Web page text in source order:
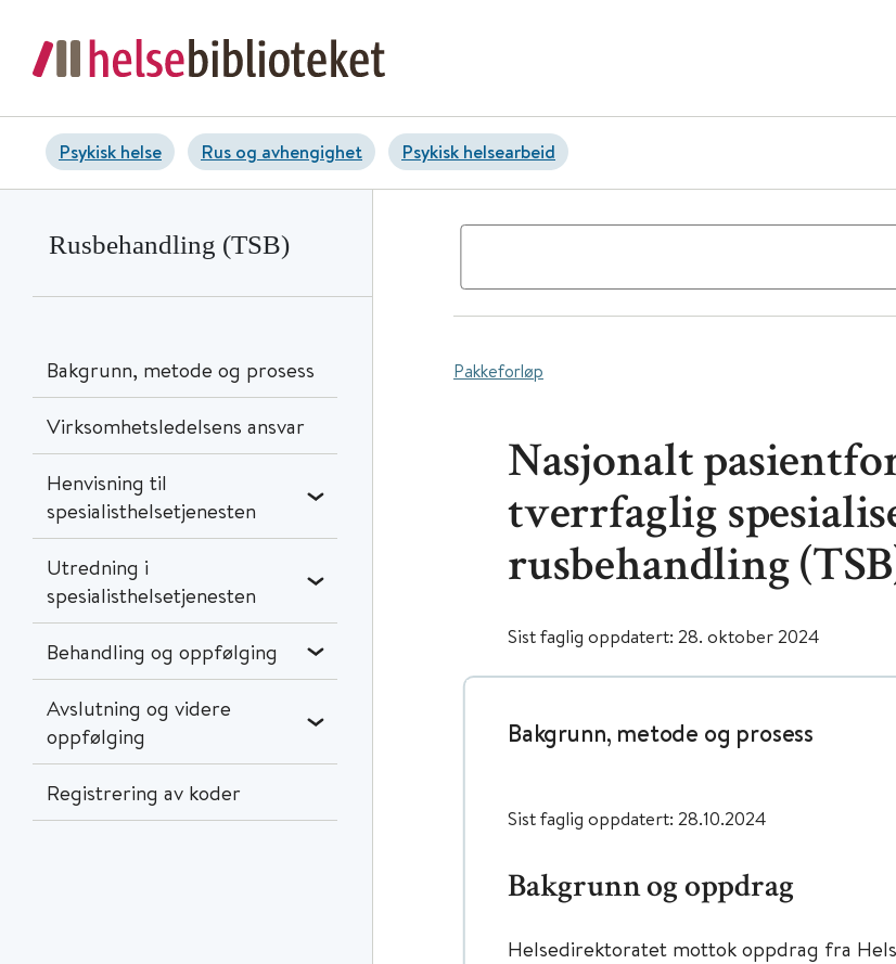
Psykisk helse Rus og avhengighet Psykisk helsearbeid
Rusbehandling (TSB)
Bakgrunn, metode og prosess
Virksomhetsledelsens ansvar
Henvisning til
spesialisthelsetjenesten
Utredning i
spesialisthelsetjenesten
Behandling og oppfølging
Avslutning og videre
oppfølging
Registrering av koder
Pakkeforløp
Nasjonalt
tverrfaglig
rusbehandling
Sist faglig oppdatert: 28. oktober 2024
Bakgrunn, metode og prosess
Sist faglig oppdatert: 28.10.2024
Bakgrunn og oppdrag
Helsedirektoratet mottok oppdrag fra